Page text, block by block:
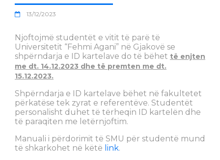
13/12/2023
Njoftojmë studentët e vitit të parë të
Universitetit “Fehmi Agani” në Gjakovë se
shpërndarja e ID kartelave do të bëhet të enjten
me dt. 14.12.2023 dhe të premten me dt.
15.12.2023.
Shpërndarja e ID kartelave bëhet në fakultetet
përkatëse tek zyrat e referentëve. Studentët
personalisht duhet të tërheqin ID kartelën dhe
të paraqiten me letërnjoftim.
Manuali i përdorimit të SMU për studentë mund
të shkarkohet në këtë link.